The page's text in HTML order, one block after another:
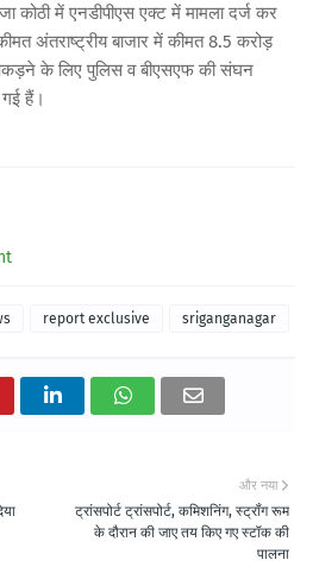
कोठी में एनडीपीएस एक्ट में मामला दर्ज कर
अंतराष्ट्रीय बाजार में कीमत 8.5 करोड़
के लिए पुलिस व बीएसएफ की संघन
गई हैं।
report exclusive sriganganagar
और नया
ट्रांसपोर्ट ट्रांसपोर्ट, कमिशनिंग, स्ट्रॉंग रूम
के दौरान की जाए तय किए गए स्टॉक की
पालना